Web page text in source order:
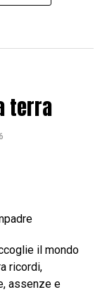
terra
il mondo
ricordi,
assenze e